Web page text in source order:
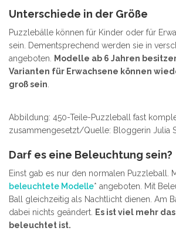
Unterschiede in der Größe
Puzzlebälle können für Kinder oder für
sein. Dementsprechend werden sie in
angeboten. Modelle ab 6 Jahren
Varianten für Erwachsene können
groß sein
Abbildung: 450-Teile-Puzzleball fast
zusammengesetzt/Quelle: Bloggerin Julia
Darf es eine Beleuchtung sein?
Einst gab es nur den normalen Puzzleball.
beleuchtete Modelle* angeboten. Mit
Ball gleichzeitig als Nachtlicht dienen. Am
dabei nichts geändert. Es ist viel mehr
beleuchtet ist.